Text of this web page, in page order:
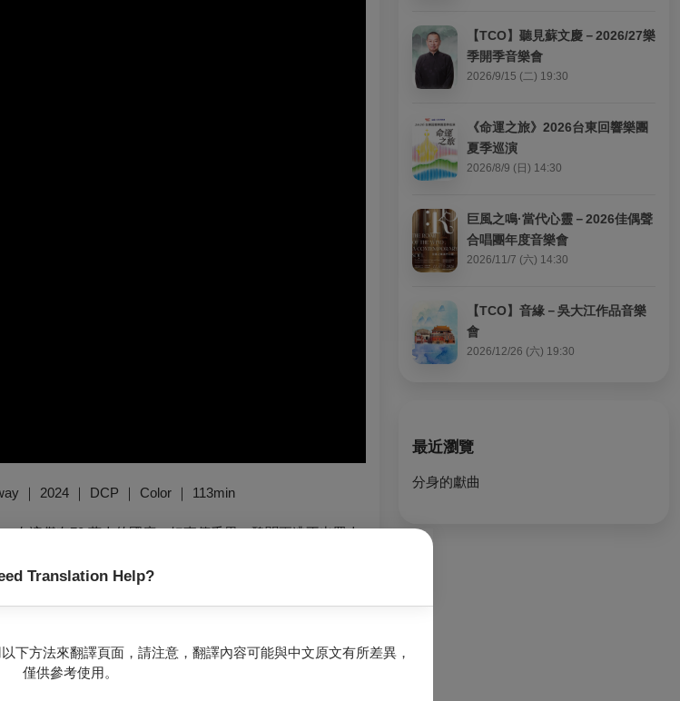
Translation Help?
下方法來翻譯頁面，請注意，翻譯內容可能與中文原文有所差異，
僅供參考使用。
｜ 2024 ｜ DCP ｜ Color ｜ 113min
在這僅有70 萬人的國度，好事傳千里，醜聞更逃不出眾人
旅途，藉著走訪鄰鎮、探詢親友，試圖拼湊那人的生活碎
的歌曲，定能喚回心愛的孫女。
丹現代化下，自我與文化的消逝。羅德溫柔詩意的筆觸，
緩哼唱，情思暗伏於記憶深處，兀自沉吟。
prove her innocence, she travels to the south of Bhutan in
Bhutan. Unconvinced, Nima digs deeper through close
life, she becomes entangled in a web of uncertainty.
【TCO】聽見蘇文慶－2026/27樂
季開季音樂會
2026/9/15 (二) 19:30
《命運之旅》2026台東回響樂團
夏季巡演
2026/8/9 (日) 14:30
巨風之鳴·當代心靈－2026佳偶聲
合唱團年度音樂會
2026/11/7 (六) 14:30
【TCO】音緣－吳大江作品音樂
會
2026/12/26 (六) 19:30
最近瀏覽
分身的獻曲